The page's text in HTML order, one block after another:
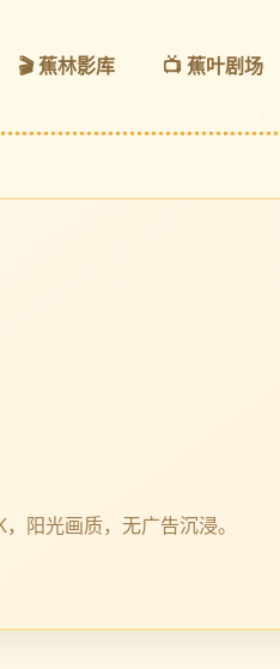
🎬 蕉林影库 📺 蕉叶剧场
阳光画质，无广告沉浸。